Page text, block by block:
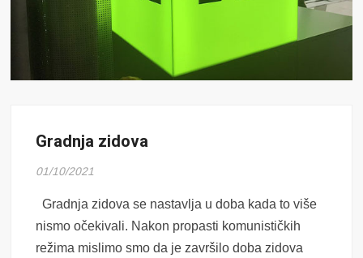
Gradnja zidova
01/10/2021
Gradnja zidova se nastavlja u doba kada to više
nismo očekivali. Nakon propasti komunističkih
režima mislimo smo da je završilo doba zidova